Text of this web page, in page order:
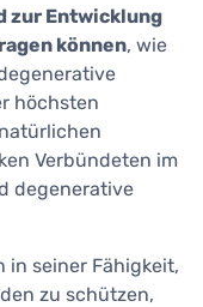
zur Entwicklung
können, wie
höchsten
Verbündeten im
degenerative
in seiner Fähigkeit,
zu schützen,